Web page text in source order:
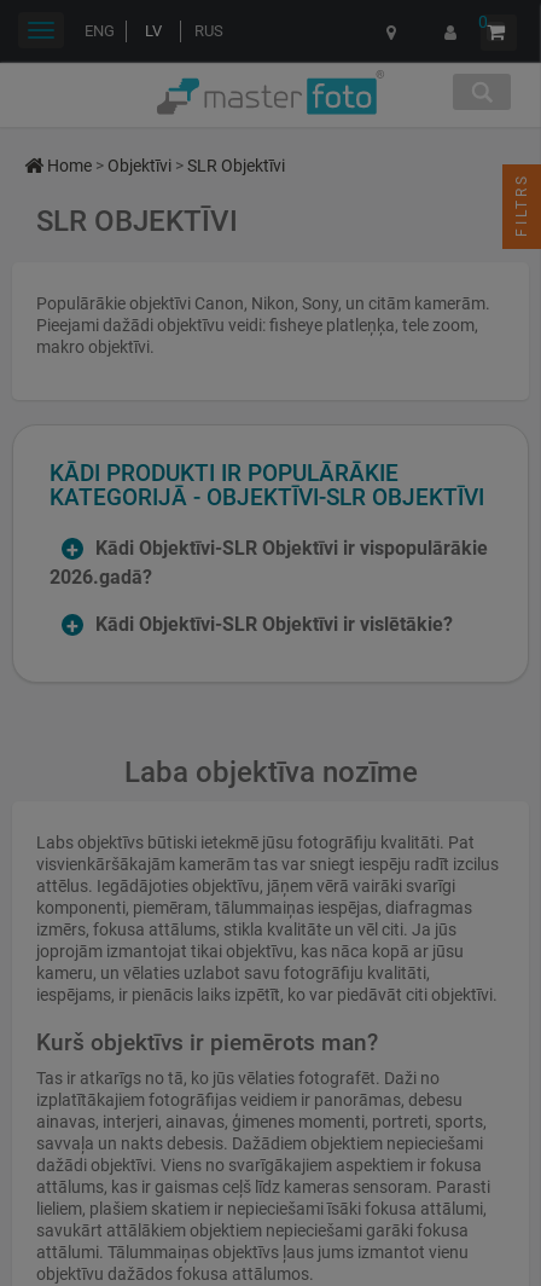
ENG LV RUS 0
Toggle
Home > Objektīvi >SLR Objektīvi
SLR OBJEKTĪVI
Populārākie objektīvi Canon, Nikon, Sony, un citām kamerām.
Pieejami dažādi objektīvu veidi: fisheye platleņķa, tele zoom,
makro objektīvi.
KĀDI PRODUKTI IR POPULĀRĀKIE
KATEGORIJĀ - OBJEKTĪVI-SLR OBJEKTĪVI
Kādi Objektīvi-SLR Objektīvi ir vispopulārākie
2026.gadā?
Kādi Objektīvi-SLR Objektīvi ir vislētākie?
Laba objektīva nozīme
Labs objektīvs būtiski ietekmē jūsu fotogrāfiju kvalitāti. Pat
visvienkāršākajām kamerām tas var sniegt iespēju radīt izcilus
attēlus. Iegādājoties objektīvu, jāņem vērā vairāki svarīgi
komponenti, piemēram, tālummaiņas iespējas, diafragmas
izmērs, fokusa attālums, stikla kvalitāte un vēl citi. Ja jūs
joprojām izmantojat tikai objektīvu, kas nāca kopā ar jūsu
kameru, un vēlaties uzlabot savu fotogrāfiju kvalitāti,
iespējams, ir pienācis laiks izpētīt, ko var piedāvāt citi objektīvi.
Kurš objektīvs ir piemērots man?
Tas ir atkarīgs no tā, ko jūs vēlaties fotografēt. Daži no
izplatītākajiem fotogrāfijas veidiem ir panorāmas, debesu
ainavas, interjeri, ainavas, ģimenes momenti, portreti, sports,
savvaļa un nakts debesis. Dažādiem objektiem nepieciešami
dažādi objektīvi. Viens no svarīgākajiem aspektiem ir fokusa
attālums, kas ir gaismas ceļš līdz kameras sensoram. Parasti
lieliem, plašiem skatiem ir nepieciešami īsāki fokusa attālumi,
savukārt attālākiem objektiem nepieciešami garāki fokusa
attālumi. Tālummaiņas objektīvs ļaus jums izmantot vienu
objektīvu dažādos fokusa attālumos.
FILTRS